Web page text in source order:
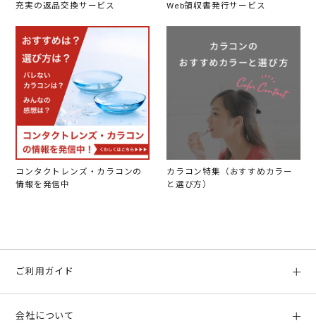
充実の返品交換サービス Web領収書発行サービス
コンタクトレンズ・カラコンの
情報を発信中
カラコン特集（おすすめカラー
と選び方）
ご利用ガイド
会社について